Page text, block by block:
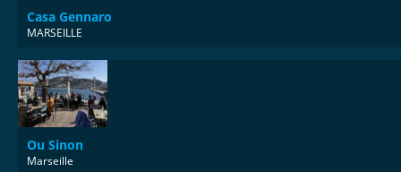
Casa Gennaro
MARSEILLE
Ou Sinon
Marseille